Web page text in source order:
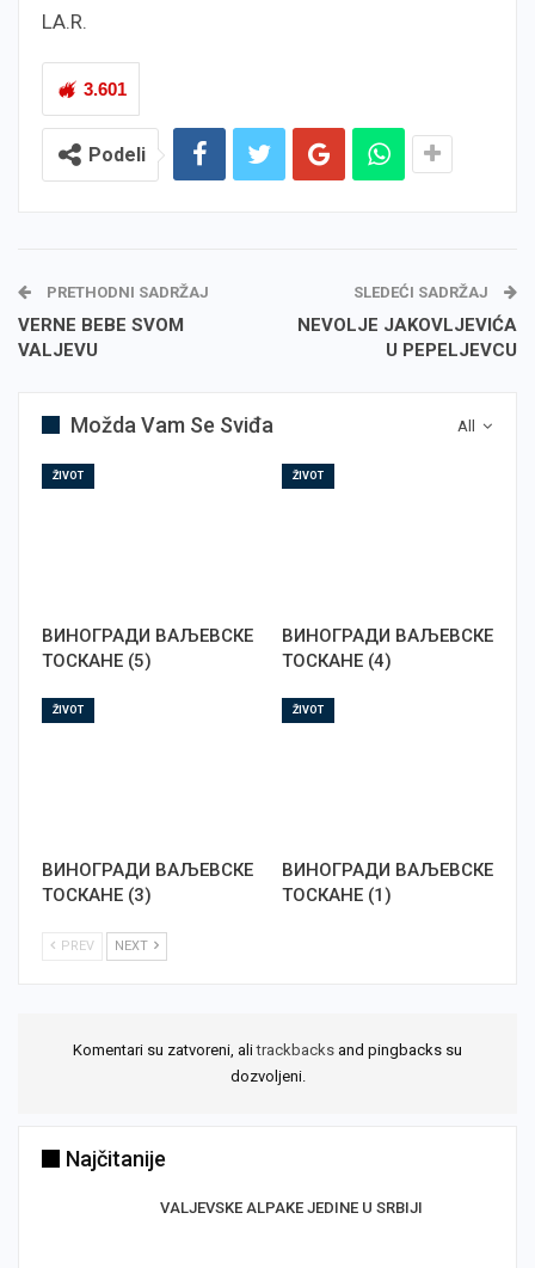
LA.R.
3.601
Podeli
PRETHODNI SADRŽAJ
VERNE BEBE SVOM
VALJEVU
SLEDEĆI SADRŽAJ
NEVOLJE JAKOVLJEVIĆA
U PEPELJEVCU
All
Možda Vam Se Sviđa
ŽIVOT
ВИНОГРАДИ ВАЉЕВСКЕ
ТОСКАНЕ (5)
ŽIVOT
ВИНОГРАДИ ВАЉЕВСКЕ
ТОСКАНЕ (4)
ŽIVOT
ВИНОГРАДИ ВАЉЕВСКЕ
ТОСКАНЕ (3)
ŽIVOT
ВИНОГРАДИ ВАЉЕВСКЕ
ТОСКАНЕ (1)
PREV NEXT
Komentari su zatvoreni, alitrackbacks and pingbacks su
dozvoljeni.
Najčitanije
VALJEVSKE ALPAKE JEDINE U SRBIJI